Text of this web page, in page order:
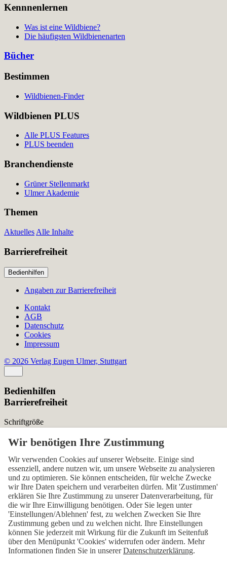
Kennnenlernen
Was ist eine Wildbiene?
Die häufigsten Wildbienenarten
Bücher
Bestimmen
Wildbienen-Finder
Wildbienen PLUS
Alle PLUS Features
PLUS beenden
Branchendienste
Grüner Stellenmarkt
Ulmer Akademie
Themen
Aktuelles Alle Inhalte
Barrierefreiheit
Bedienhilfen
Angaben zur Barrierefreiheit
Kontakt
AGB
Datenschutz
Cookies
Impressum
© 2026 Verlag Eugen Ulmer, Stuttgart
Bedienhilfen
Barrierefreiheit
Schriftgröße
Normal Zurücksetzen
Kontrast
Normal Hoch Normal
Menü sichtbar
Ja Nein Ja
Über den ersten Skip-Link der Seite „Barrierefreiheits-
Einstellungen“ können Sie das Menü jederzeit wieder einblenden.
Einstellungen
Wir verwenden Cookies auf unserer Webseite. Einige sind
essenziell, andere nutzen wir, um unsere Webseite zu analysieren
und zu optimieren. Sie können entscheiden, für welche Zwecke
wir Ihre Daten speichern und verarbeiten dürfen. Mit 'Zustimmen'
erklären Sie Ihre Zustimmung zu unserer Datenverarbeitung, für
die wir Ihre Einwilligung benötigen. Oder Sie legen unter
'Einstellungen/Ablehnen' fest, zu welchen Zwecken Sie Ihre
Zustimmung geben und zu welchen nicht. Ihre Einstellungen
können Sie jederzeit mit Wirkung für die Zukunft im Seitenfuß
über den Menüpunkt 'Cookies' widerrufen oder ändern. Mehr
Informationen finden Sie in unsererDatenschutzerklärung.